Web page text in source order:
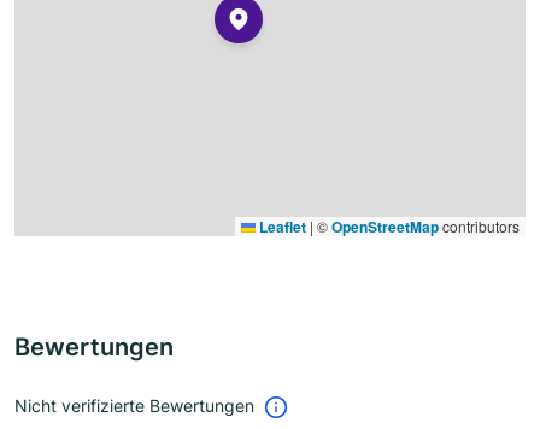
Leaflet | ©OpenStreetMapcontributors
Bewertungen
Nicht verifizierte Bewertungen